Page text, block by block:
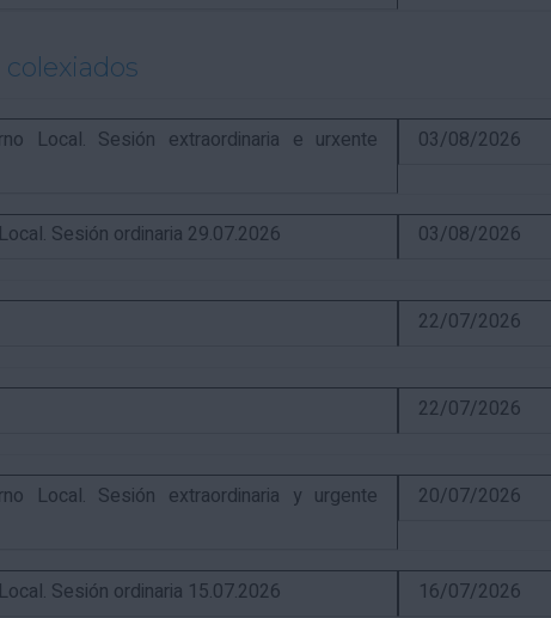
Local. Sesión extraordinaria e urxente
03/08/2026
Sesión ordinaria 29.07.2026 03/08/2026
22/07/2026
22/07/2026
Local. Sesión extraordinaria y urgente
20/07/2026
Sesión ordinaria 15.07.2026 16/07/2026